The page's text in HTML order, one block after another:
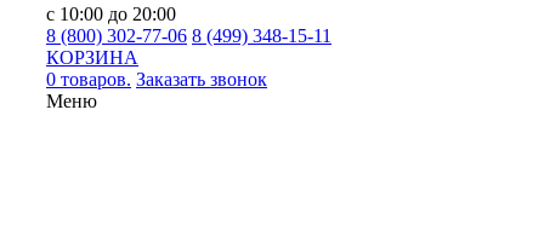
с 10:00 до 20:00
8 (800) 302-77-06 8 (499) 348-15-11
КОРЗИНА
0 товаров. Заказать звонок
Меню